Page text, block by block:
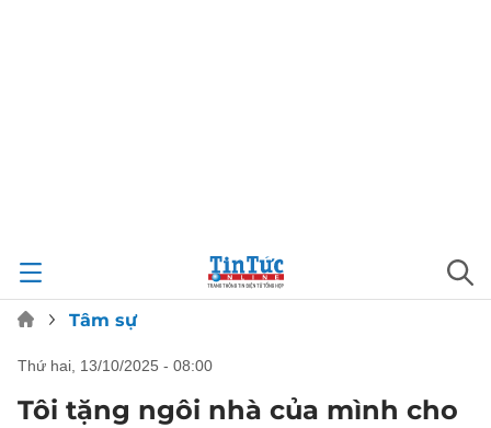
Tâm sự
thứ hai, 13/10/2025 - 08:00
Tôi tặng ngôi nhà của mình cho